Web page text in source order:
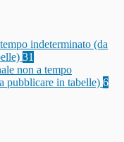
indeterminato (da
31
non a tempo
pubblicare in tabelle) 6